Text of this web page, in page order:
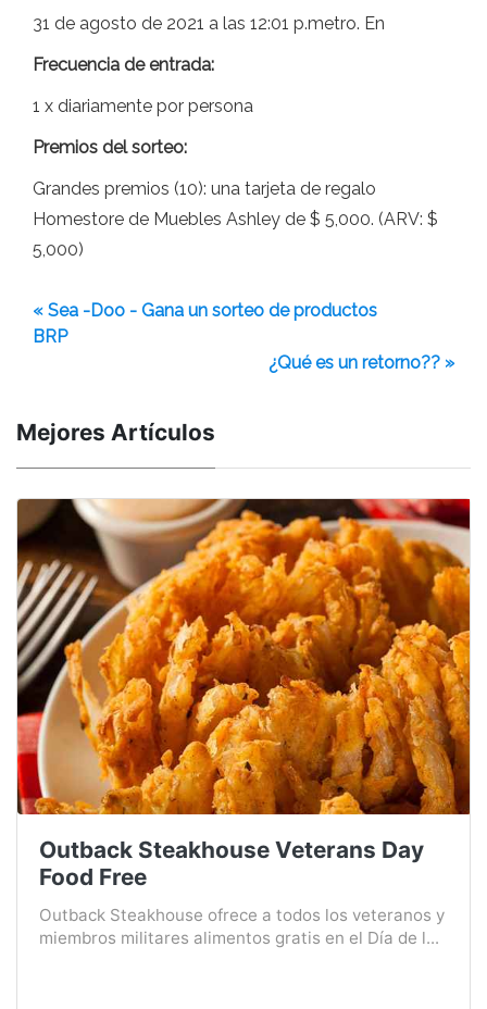
31 de agosto de 2021 a las 12:01 p.metro. En
Frecuencia de entrada:
1 x diariamente por persona
Premios del sorteo:
Grandes premios (10): una tarjeta de regalo
Homestore de Muebles Ashley de $ 5,000. (ARV: $
5,000)
« Sea -Doo - Gana un sorteo de productos
BRP
¿Qué es un retorno?? »
Mejores Artículos
Outback Steakhouse Veterans Day
Food Free
Outback Steakhouse ofrece a todos los veteranos y
miembros militares alimentos gratis en el Día de l...